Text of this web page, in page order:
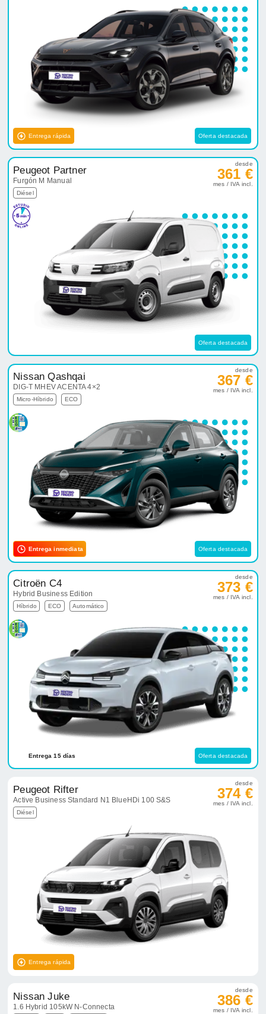
Entrega rápida Oferta destacada
Peugeot Partner
Furgón M Manual
Diésel
desde
361 €
mes / IVA incl.
Oferta destacada
Nissan Qashqai
DIG-T MHEV ACENTA 4×2
Micro-Híbrido ECO
desde
367 €
mes / IVA incl.
Entrega inmediata Oferta destacada
Citroën C4
Hybrid Business Edition
Híbrido ECO Automático
desde
373 €
mes / IVA incl.
Entrega 15 días Oferta destacada
Peugeot Rifter
Active Business Standard N1 BlueHDi 100 S&S
Diésel
desde
374 €
mes / IVA incl.
Entrega rápida
Nissan Juke
1.6 Hybrid 105kW N-Connecta
desde
386 €
mes / IVA incl.